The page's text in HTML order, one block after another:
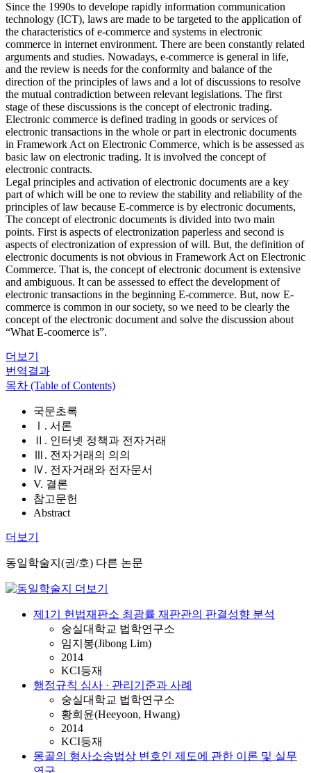
Since the 1990s to develope rapidly information communication
technology (ICT), laws are made to be targeted to the application of
the characteristics of e-commerce and systems in electronic
commerce in internet environment. There are been constantly related
arguments and studies. Nowadays, e-commerce is general in life,
and the review is needs for the conformity and balance of the
direction of the principles of laws and a lot of discussions to resolve
the mutual contradiction between relevant legislations. The first
stage of these discussions is the concept of electronic trading.
Electronic commerce is defined trading in goods or services of
electronic transactions in the whole or part in electronic documents
in Framework Act on Electronic Commerce, which is be assessed as
basic law on electronic trading. It is involved the concept of
electronic contracts.
Legal principles and activation of electronic documents are a key
part of which will be one to review the stability and reliability of the
principles of law because E-commerce is by electronic documents,
The concept of electronic documents is divided into two main
points. First is aspects of electronization paperless and second is
aspects of electronization of expression of will. But, the definition of
electronic documents is not obvious in Framework Act on Electronic
Commerce. That is, the concept of electronic document is extensive
and ambiguous. It can be assessed to effect the development of
electronic transactions in the beginning E-commerce. But, now E-
commerce is common in our society, so we need to be clearly the
concept of the electronic document and solve the discussion about
“What E-coomerce is”.
더보기
번역결과
목차 (Table of Contents)
국문초록
Ⅰ. 서론
Ⅱ. 인터넷 정책과 전자거래
Ⅲ. 전자거래의 의의
Ⅳ. 전자거래와 전자문서
V. 결론
참고문헌
Abstract
더보기
동일학술지(권/호) 다른 논문
제1기 헌법재판소 최광률 재판관의 판결성향 분석
숭실대학교 법학연구소
임지봉(Jibong Lim)
2014
KCI등재
행정규칙 심사 · 관리기준과 사례
숭실대학교 법학연구소
황희윤(Heeyoon, Hwang)
2014
KCI등재
몽골의 형사소송법상 변호인 제도에 관한 이론 및 실무
연구